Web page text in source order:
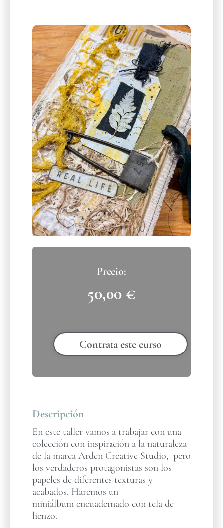
50,00 €
Contrata este curso
Descripción
En este taller vamos a trabajar con una
colección con inspiración a la naturaleza
de la marca Arden Creative Studio, pero
los verdaderos protagonistas son los
papeles de diferentes texturas y
acabados. Haremos un
miniálbum encuadernado con tela de
lienzo.